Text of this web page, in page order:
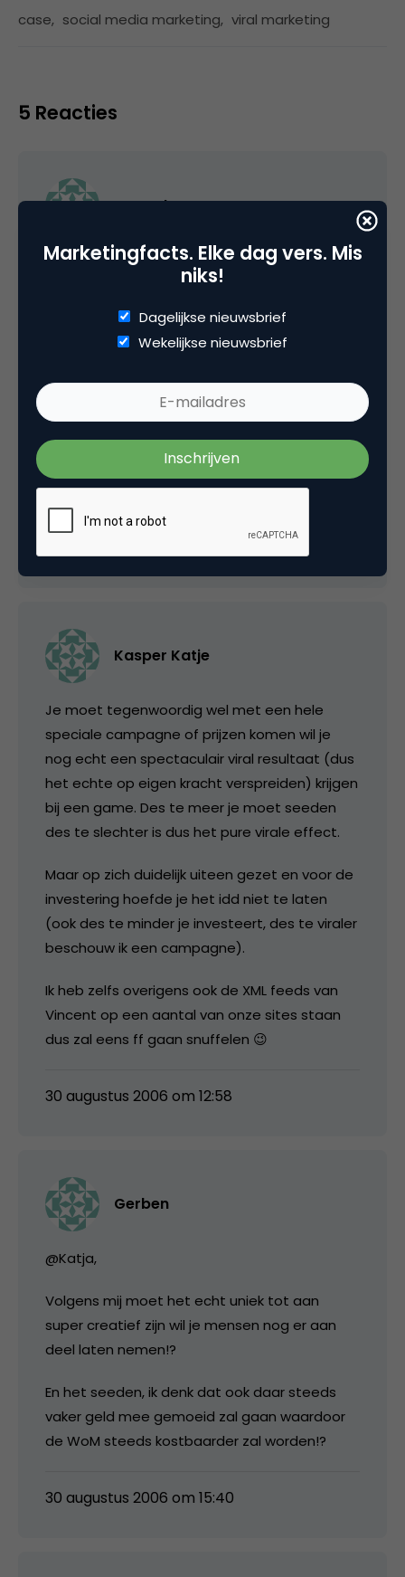
case, social media marketing, viral marketing
5 Reacties
pvoogt
Bart, hoe zat de barter precies in elkaar.
Volgens mij maak ik uit jouw verhaal op dat zij
een bannerpositie op jouw website hebben
effect, hoevaak wordt gemiddeld een andere
speler geattendeerd op het spel/filmpje etc.?
Benieuwd naar de viral filmpjes Bart, houd ons
op de hoogte!
Kasper Katje
Je moet tegenwoordig wel met een hele
speciale campagne of prijzen komen wil je
nog echt een spectaculair viral resultaat (dus
het echte op eigen kracht verspreiden) krijgen
bij een game. Des te meer je moet seeden
des te slechter is dus het pure virale effect.
Maar op zich duidelijk uiteen gezet en voor de
investering hoefde je het idd niet te laten
(ook des te minder je investeert, des te viraler
beschouw ik een campagne).
Ik heb zelfs overigens ook de XML feeds van
Vincent op een aantal van onze sites staan
dus zal eens ff gaan snuffelen 😉
30 augustus 2006 om 12:58
Gerben
@Katja,
Volgens mij moet het echt uniek tot aan
super creatief zijn wil je mensen nog er aan
deel laten nemen!?
En het seeden, ik denk dat ook daar steeds
vaker geld mee gemoeid zal gaan waardoor
de WoM steeds kostbaarder zal worden!?
30 augustus 2006 om 15:40
Marketingfacts. Elke dag vers. Mis
niks!
Dagelijkse nieuwsbrief
Wekelijkse nieuwsbrief